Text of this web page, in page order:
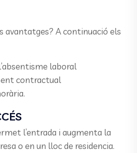
avantatges? A continuació els
laboral
contractual
l’entrada i augmenta la
o en un lloc de residencia.